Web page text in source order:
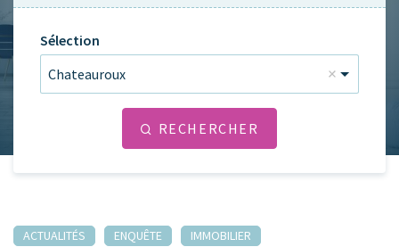
Sélection
Chateauroux
RECHERCHER
ACTUALITÉS ENQUÊTE
IMMOBILIER